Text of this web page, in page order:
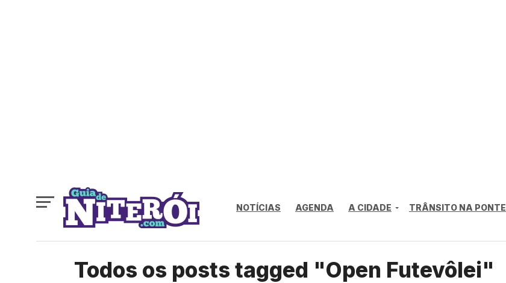
NOTÍCIAS AGENDA A CIDADE TRÂNSITO NA PONTE
Todos os posts tagged "Open Futevôlei"